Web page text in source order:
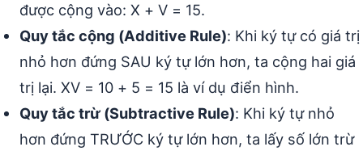
được cộng vào: X + V = 15.
Quy tắc cộng (Additive Rule): Khi ký tự có giá trị
nhỏ hơn đứng SAU ký tự lớn hơn, ta cộng hai giá
trị lại. XV = 10 + 5 = 15 là ví dụ điển hình.
Quy tắc trừ (Subtractive Rule): Khi ký tự nhỏ
hơn đứng TRƯỚC ký tự lớn hơn, ta lấy số lớn trừ